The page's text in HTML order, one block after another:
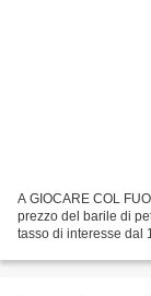
A GIOCARE COL
prezzo del barile di
tasso di interesse dal